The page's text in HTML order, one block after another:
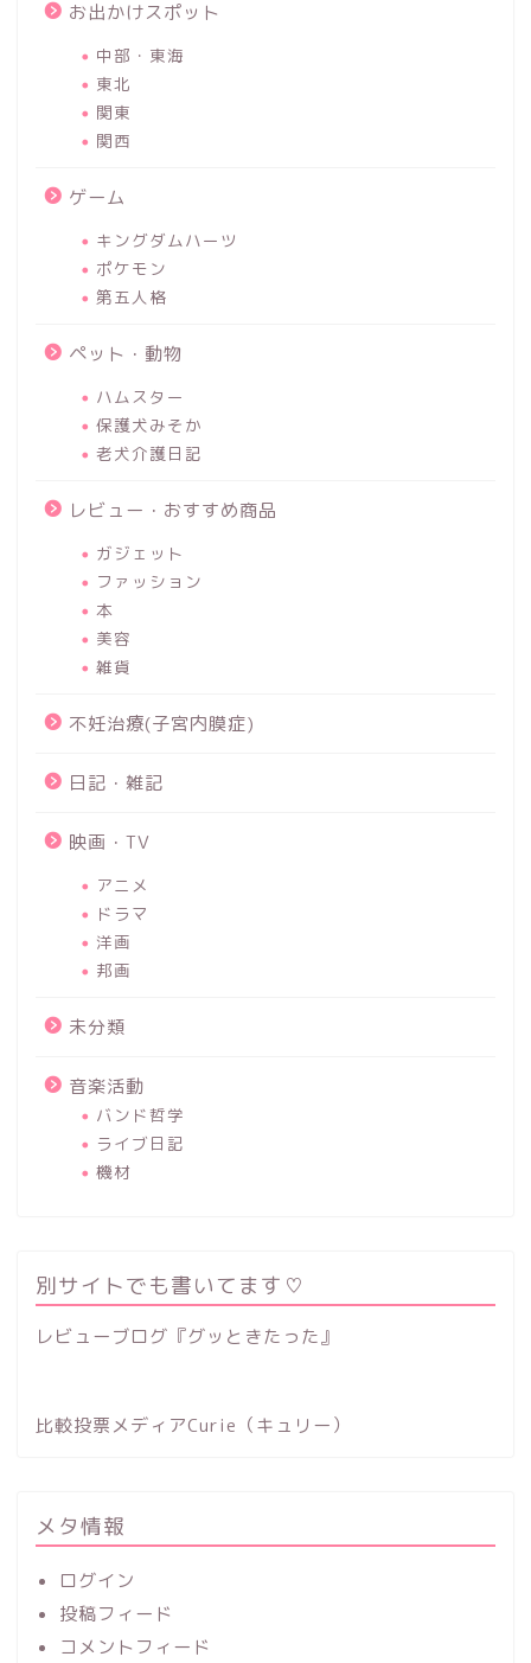
お出かけスポット
中部・東海
東北
関東
関西
ゲーム
キングダムハーツ
ポケモン
第五人格
ペット・動物
ハムスター
保護犬みそか
老犬介護日記
レビュー・おすすめ商品
ガジェット
ファッション
本
美容
雑貨
不妊治療(子宮内膜症)
日記・雑記
映画・TV
アニメ
ドラマ
洋画
邦画
未分類
音楽活動
バンド哲学
ライブ日記
機材
別サイトでも書いてます♡
レビューブログ『グッときたった』
比較投票メディアCurie（キュリー）
メタ情報
ログイン
投稿フィード
コメントフィード